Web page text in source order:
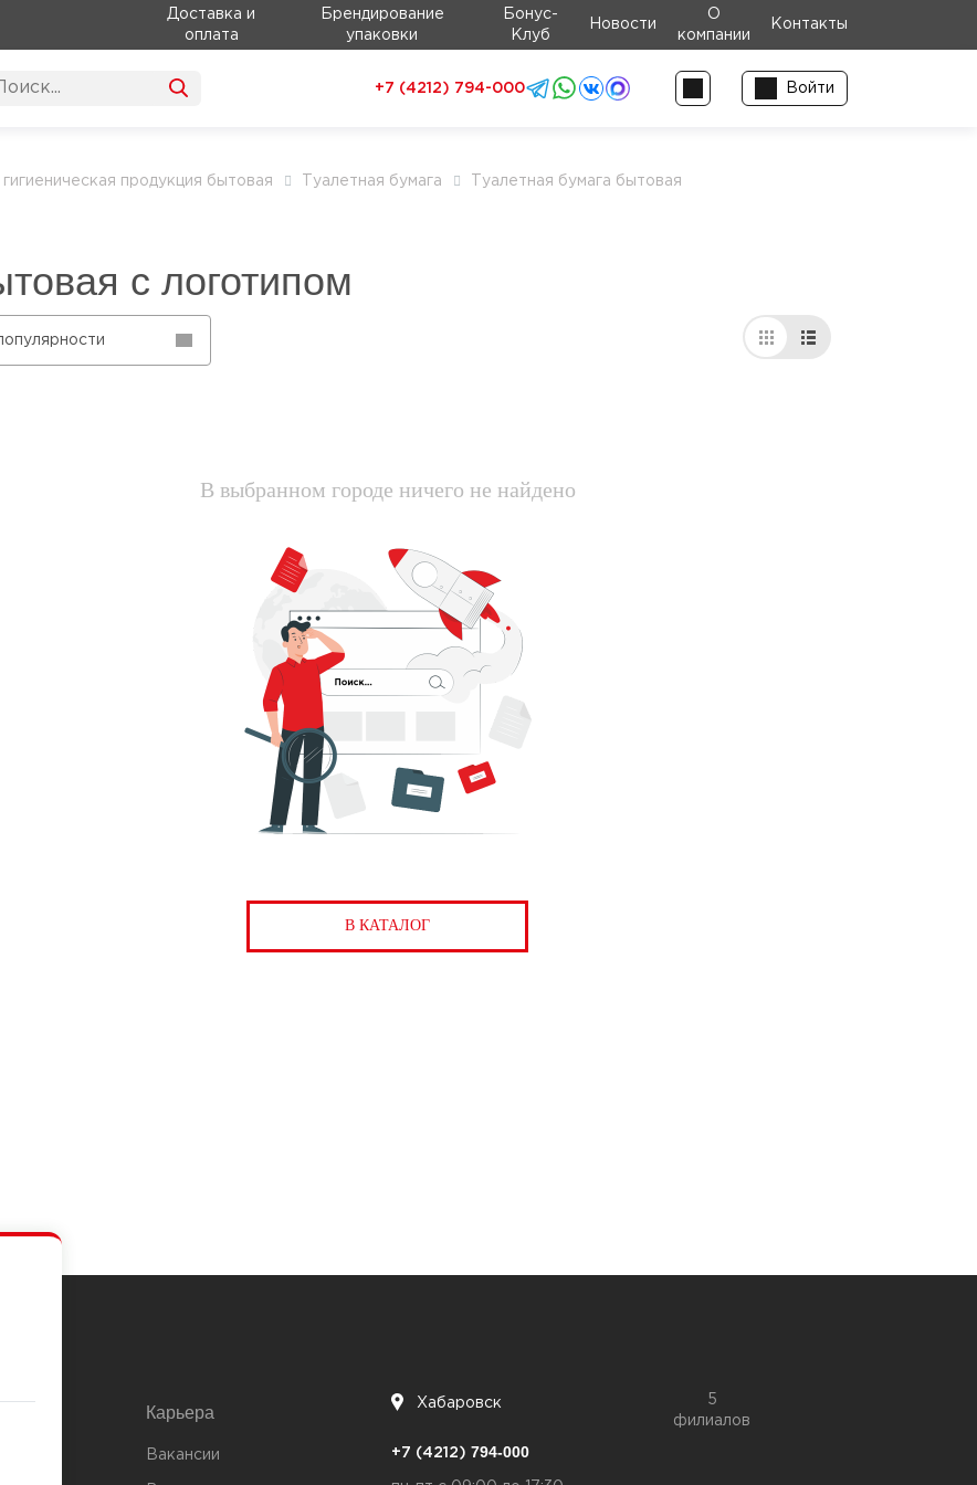
Доставка и
оплата
Брендирование
упаковки
Бонус-
Клуб
Новости
О
компании
Контакты
+7 (4212) 794-000 Войти
продукция бытовая Туалетная бумага
Туалетная бумага бытовая
с логотипом
В выбранном городе ничего не найдено
В КАТАЛОГ
Карьера
Вакансии
Хабаровск
5
филиалов
+7 (4212) 794-000